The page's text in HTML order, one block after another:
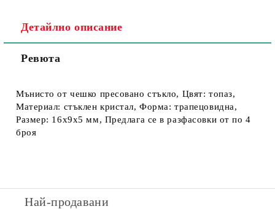
Детайлно описание
Ревюта
Мънисто от чешко пресовано стъкло, Цвят: топаз,
Материал: стъклен кристал, Форма: трапецовидна,
Размер: 16х9х5 мм, Предлага се в разфасовки от по 4
броя
Най-продавани